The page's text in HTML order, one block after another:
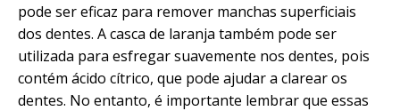
pode ser eficaz para remover manchas superficiais
dos dentes. A casca de laranja também pode ser
utilizada para esfregar suavemente nos dentes, pois
contém ácido cítrico, que pode ajudar a clarear os
dentes. No entanto, é importante lembrar que essas